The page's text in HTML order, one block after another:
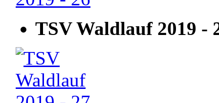
TSV Waldlauf 2019 -